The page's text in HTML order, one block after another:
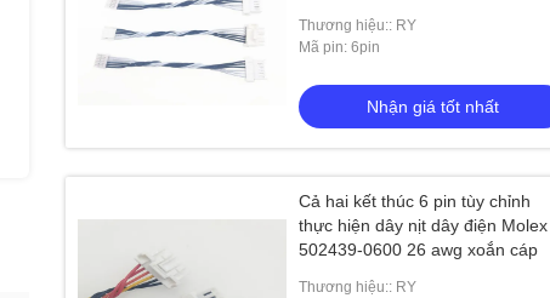
Molex 51005 2pin nam cho nữ Nối cáp
Thương hiệu:: RY
Mã pin: 6pin
Nhận giá tốt nhất
Cả hai kết thúc 6 pin tùy chỉnh
thực hiện dây nịt dây điện Molex
502439-0600 26 awg xoắn cáp
Thương hiệu:: RY